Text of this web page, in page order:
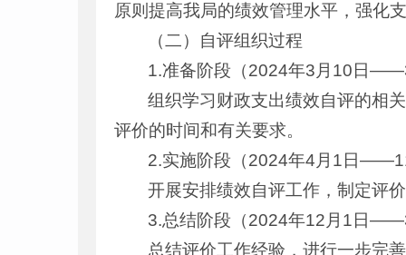
原则提高我局的绩效管理水平，强化
（二）自评组织过程
1.准备阶段（2024年3月10日
组织学习财政支出绩效自评的相
评价的时间和有关要求。
2.实施阶段（2024年4月1日
开展安排绩效自评工作，制定评
3.总结阶段（2024年12月1日
总结评价工作经验，进行一步完